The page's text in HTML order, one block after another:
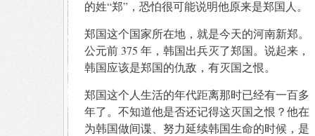
的姓“郑”，恐怕很可能说明他原来是郑国人。
郑国这个国家所在地，就是今天的河南新郑。
公元前 375 年，韩国出兵灭了郑国。说起来，
韩国应该是郑国的仇敌，有灭国之恨。
郑国这个人生活的年代距离那时已经有一百多
年了。不知道他是否还记得这灭国之恨？他在
为韩国做间谍、努力延续韩国生命的时候，是